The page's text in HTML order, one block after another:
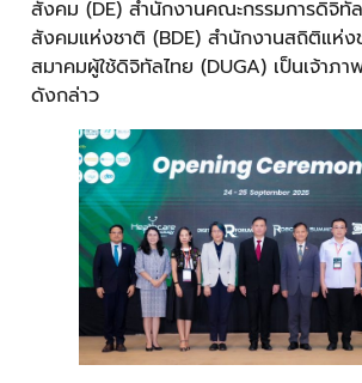
สังคม (DE) สำนักงานคณะกรรมการดิจิทั
สังคมแห่งชาติ (BDE) สำนักงานสถิติแห่ง
สมาคมผู้ใช้ดิจิทัลไทย (DUGA) เป็นเจ้าภา
ดังกล่าว